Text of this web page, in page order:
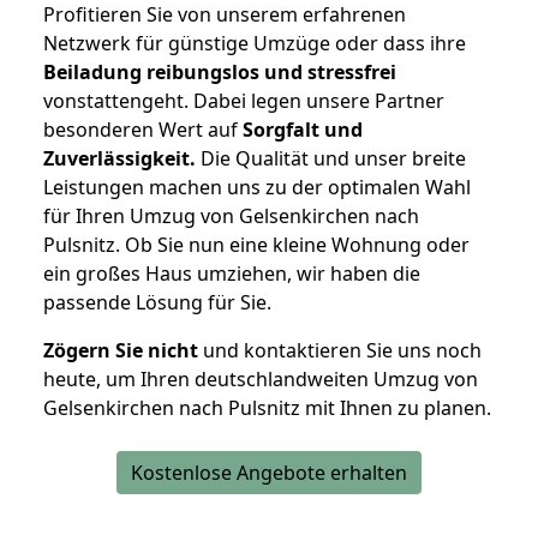
Profitieren Sie von unserem erfahrenen
Netzwerk für günstige Umzüge oder dass ihre
Beiladung reibungslos und stressfrei
vonstattengeht. Dabei legen unsere Partner
besonderen Wert aufSorgfalt und
Zuverlässigkeit. Die Qualität und unser breite
Leistungen machen uns zu der optimalen Wahl
für Ihren Umzug von Gelsenkirchen nach
Pulsnitz. Ob Sie nun eine kleine Wohnung oder
ein großes Haus umziehen, wir haben die
passende Lösung für Sie.
Zögern Sie nicht und kontaktieren Sie uns noch
heute, um Ihren deutschlandweiten Umzug von
Gelsenkirchen nach Pulsnitz mit Ihnen zu planen.
Kostenlose Angebote erhalten